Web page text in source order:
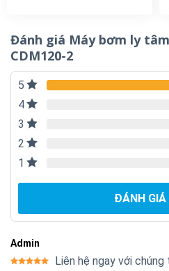
Đánh giá Máy bơm ly
CDM120-2
5
4
3
2
1
ĐÁNH GIÁ
Admin
Liên hệ ngay với